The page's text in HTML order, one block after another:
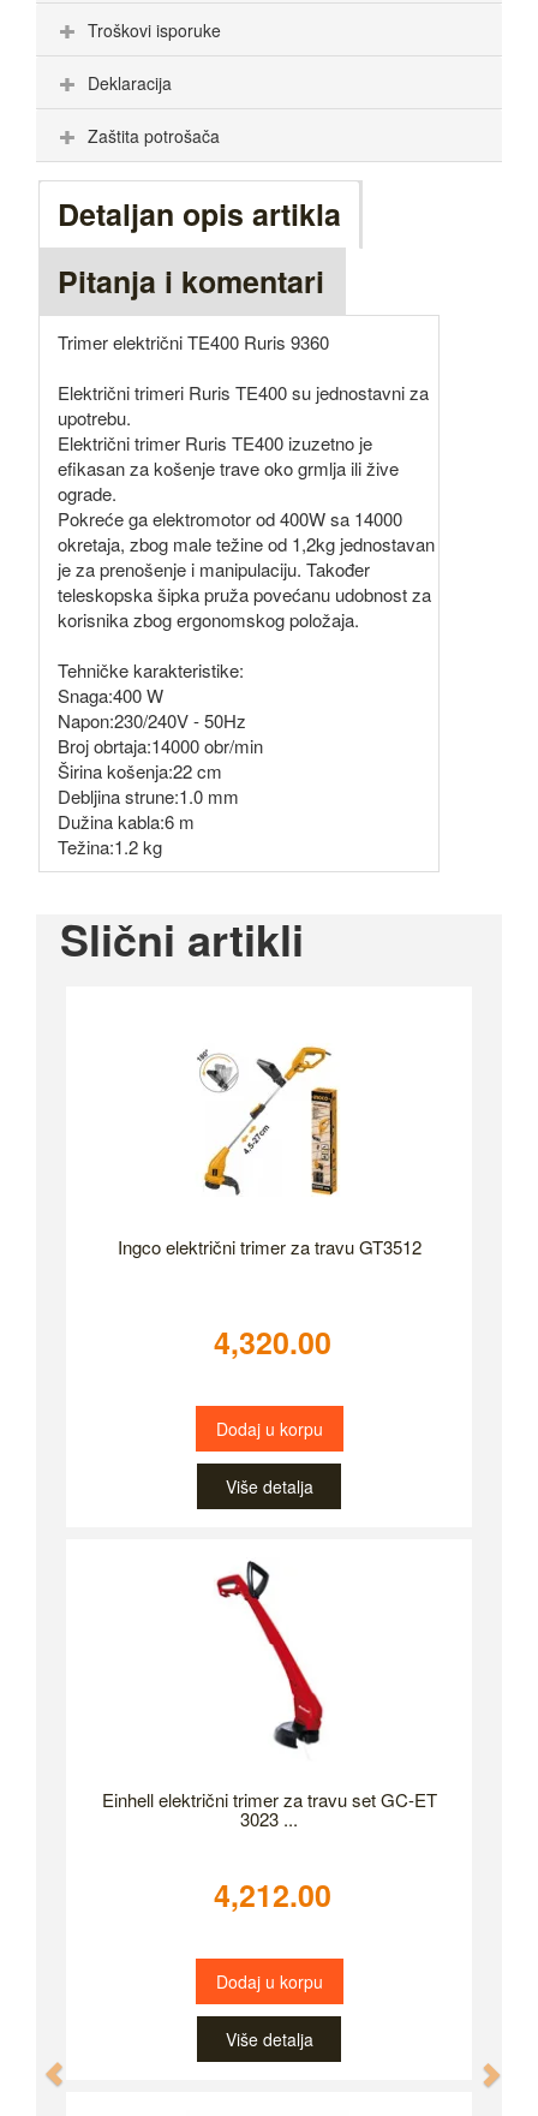
Troškovi isporuke
Deklaracija
Zaštita potrošača
Detaljan opis artikla
Pitanja i komentari
Trimer električni TE400 Ruris 9360
Električni trimeri Ruris TE400 su jednostavni za
upotrebu.
Električni trimer Ruris TE400 izuzetno je
efikasan za košenje trave oko grmlja ili žive
ograde.
Pokreće ga elektromotor od 400W sa 14000
okretaja, zbog male težine od 1,2kg jednostavan
je za prenošenje i manipulaciju. Također
teleskopska šipka pruža povećanu udobnost za
korisnika zbog ergonomskog položaja.
Tehničke karakteristike:
Snaga:400 W
Napon:230/240V - 50Hz
Broj obrtaja:14000 obr/min
Širina košenja:22 cm
Debljina strune:1.0 mm
Dužina kabla:6 m
Težina:1.2 kg
Slični artikli
Ingco električni trimer za travu GT3512
4,320.00
Dodaj u korpu
Više detalja
Einhell električni trimer za travu set GC-ET
3023 ...
4,212.00
Dodaj u korpu
Više detalja